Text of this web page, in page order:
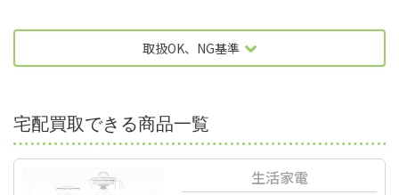
取扱OK、NG基準
汚れが少なく破損がないもの
宅配買取できる商品一覧
生活家電